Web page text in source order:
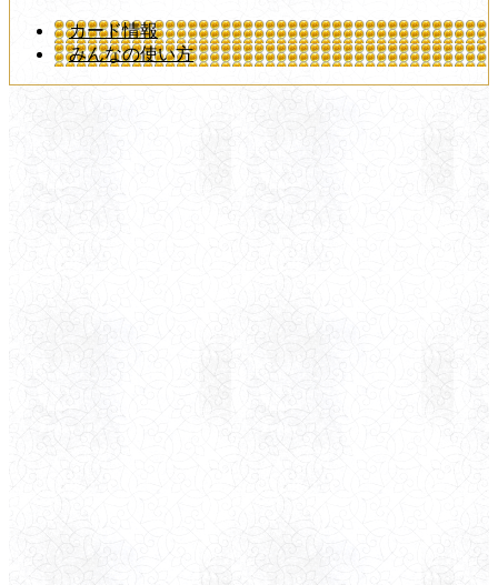
カード情報
みんなの使い方